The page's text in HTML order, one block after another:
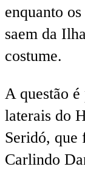
enquanto
saem da
costume.
A questão
laterais do
Seridó, que
Carlindo